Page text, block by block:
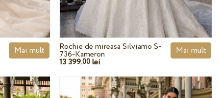
Mai mult Rochie de mireasa Silviamo S-
736-Kameron
13 399.00 lei
Mai mult